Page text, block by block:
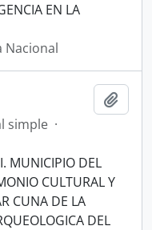
EN LA
Nacional
simple ·
MUNICIPIO DEL
CULTURAL Y
CUNA DE LA
DEL